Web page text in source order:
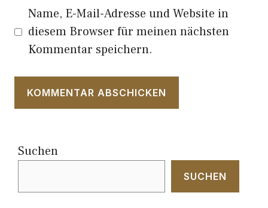
Name, E-Mail-Adresse und Website in
diesem Browser für meinen nächsten
Kommentar speichern.
Suchen
SUCHEN